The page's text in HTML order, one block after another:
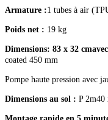
Armature :1 tubes à air
Poids net : 19 kg
Dimensions: 83 x 32 cm
coated 450 mm
Pompe haute pression avec
Dimensions au sol : P